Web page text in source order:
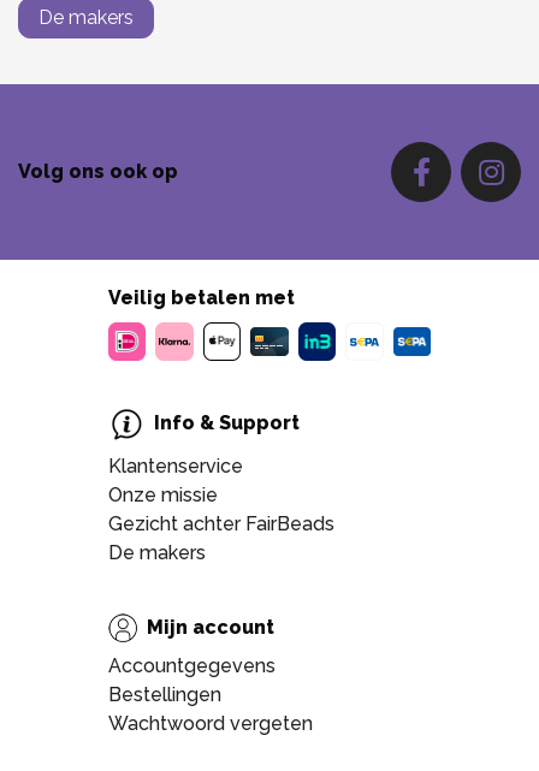
De makers
Volg ons ook op
Veilig betalen met
Info & Support
Klantenservice
Onze missie
Gezicht achter FairBeads
De makers
Mijn account
Accountgegevens
Bestellingen
Wachtwoord vergeten